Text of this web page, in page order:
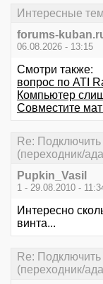
Интересные
forums-
06.08.2026 - 13:15
Смотри также:
вопрос по ATI
Компьютер
Совместите
Re:
(переходник/
Pupkin_Vasil
1 - 29.08.2010 -
Интересно
винта...
Re:
(переходник/